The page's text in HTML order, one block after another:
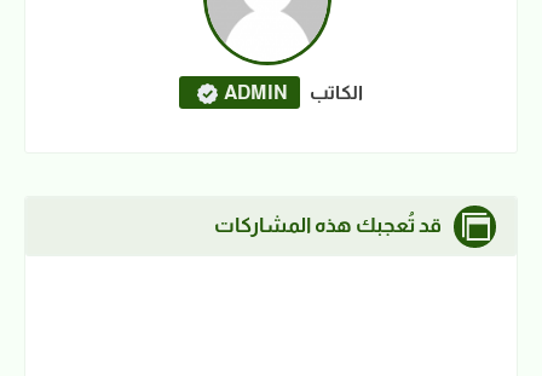
الكاتب ADMIN
قد تُعجبك هذه المشاركات